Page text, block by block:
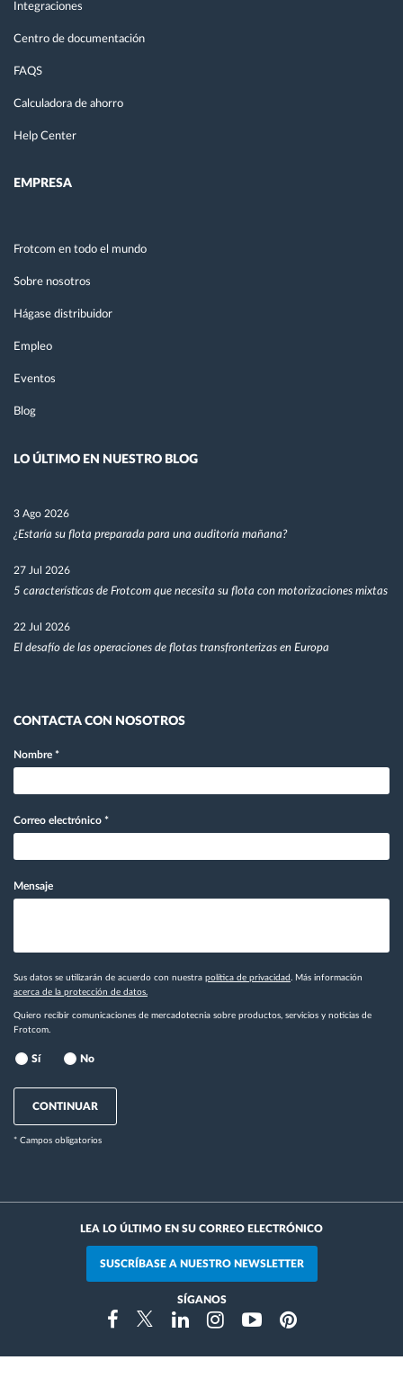
Integraciones
Centro de documentación
FAQS
Calculadora de ahorro
Help Center
EMPRESA
Frotcom en todo el mundo
Sobre nosotros
Hágase distribuidor
Empleo
Eventos
Blog
LO ÚLTIMO EN NUESTRO BLOG
3 Ago 2026
¿Estaría su flota preparada para una auditoría mañana?
27 Jul 2026
5 características de Frotcom que necesita su flota con motorizaciones mixtas
22 Jul 2026
El desafío de las operaciones de flotas transfronterizas en Europa
CONTACTA CON NOSOTROS
Nombre *
Correo electrónico *
Mensaje
Sus datos se utilizarán de acuerdo con nuestra política de privacidad . Más información
acerca de la protección de datos.
Quiero recibir comunicaciones de mercadotecnia sobre productos, servicios y noticias de
Frotcom.
Sí No
CONTINUAR
* Campos obligatorios
LEA LO ÚLTIMO EN SU CORREO ELECTRÓNICO
SUSCRÍBASE A NUESTRO NEWSLETTER
SÍGANOS
FacebookTwitterLinkedinInstragramYoutubePinterest